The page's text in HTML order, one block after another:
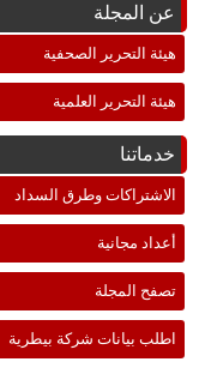
عن المجلة
هيئة التحرير الصحفية
هيئة التحرير العلمية
خدماتنا
الاشتراكات وطرق السداد
أعداد مجانية
تصفح المجلة
اطلب بيانات شركة بيطرية